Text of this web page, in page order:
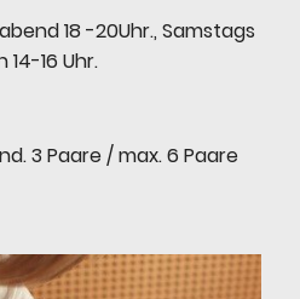
18 -20Uhr., Samstags
16 Uhr.
3 Paare / max. 6 Paare